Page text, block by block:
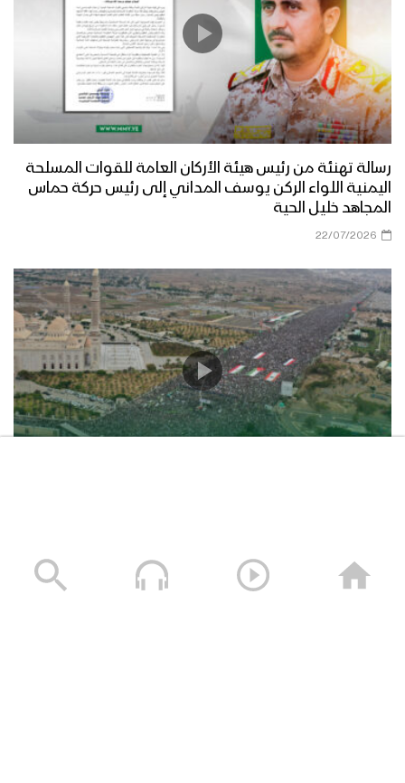
رسالة تهنئة من رئيس هيئة الأركان العامة للقوات المسلحة
اليمنية اللواء الركن يوسف المداني إلى رئيس حركة حماس
المجاهد خليل الحية
22/07/2026
17/07/2026